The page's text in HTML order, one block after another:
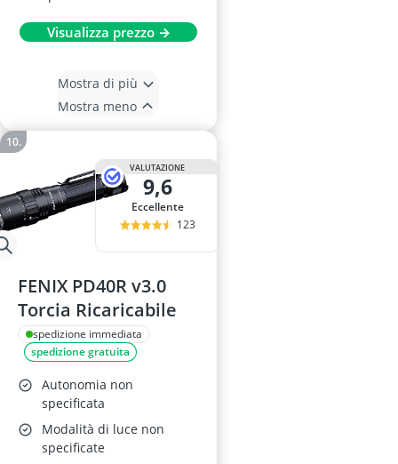
Visualizza prezzo →
Mostra di più
Mostra meno
VALUTAZIONE
9,6
Eccellente
123
FENIX PD40R v3.0
Torcia Ricaricabile
spedizione immediata
spedizione gratuita
Autonomia non
specificata
Modalità di luce non
specificate